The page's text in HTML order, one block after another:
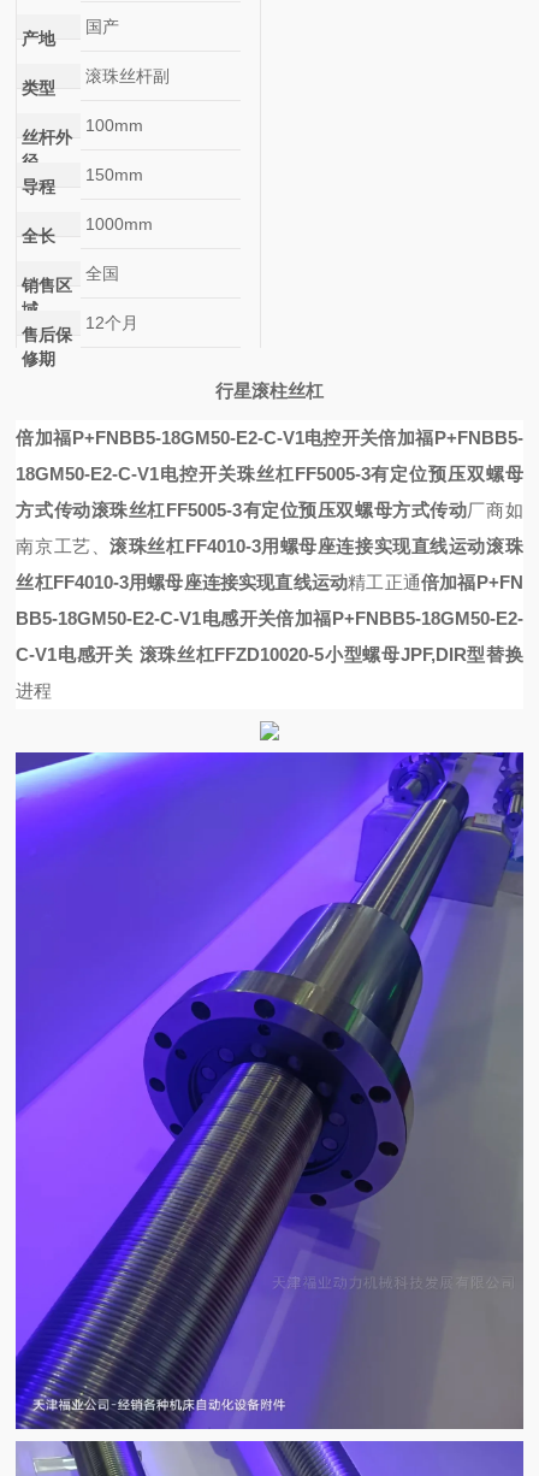
产地
国产
类型
滚珠丝杆副
丝杆外
径
100mm
导程
150mm
全长
1000mm
销售区
域
全国
售后保
修期
12个月
行星滚柱丝杠
倍加福P+FNBB5-18GM50-E2-C-V1电控开关倍加福P+FNBB5-
18GM50-E2-C-V1电控开关珠丝杠FF5005-3有定位预压双螺母
方式传动滚珠丝杠FF5005-3有定位预压双螺母方式传动厂商如
南京工艺、滚珠丝杠FF4010-3用螺母座连接实现直线运动滚珠
丝杠FF4010-3用螺母座连接实现直线运动精工正通倍加福P+FN
BB5-18GM50-E2-C-V1电感开关倍加福P+FNBB5-18GM50-E2-
C-V1电感开关 滚珠丝杠FFZD10020-5小型螺母JPF,DIR型替换
进程